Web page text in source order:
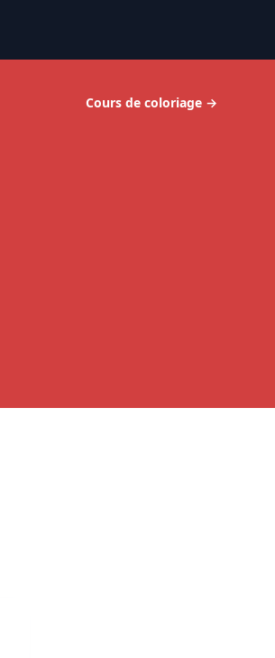
Cours de coloriage →